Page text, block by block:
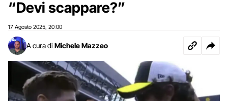
“Devi scappare?”
17 Agosto 2025 20:00
A cura di Michele Mazzeo